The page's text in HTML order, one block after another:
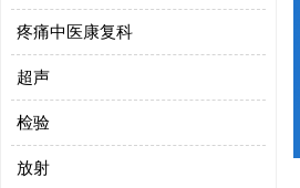
疼痛中医康复科
超声
检验
放射